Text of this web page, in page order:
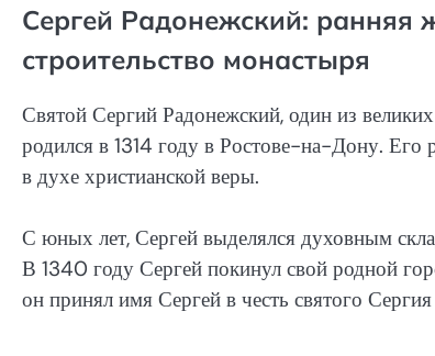
Сергей Радонежский: ранняя
строительство монастыря
Святой Сергий Радонежский, один из
родился в 1314 году в Ростове-на-Дону. Его
в духе христианской веры.
С юных лет, Сергей выделялся духовным
В 1340 году Сергей покинул свой родной
он принял имя Сергей в честь святого